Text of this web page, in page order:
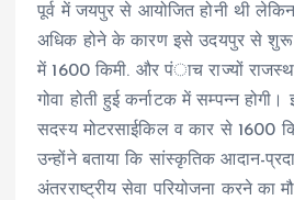
पूर्व में जयपुर से आयोजित होनी थी
अधिक होने के कारण इसे उदयपुर से शुरू
में 1600 किमी. और पंाच राज्यों
गोवा होती हुई कर्नाटक में सम्पन्न
सदस्य मोटरसाईकिल व कार से 1600
उन्होंने बताया कि सांस्कृतिक आदान-
अंतरराष्ट्रीय सेवा परियोजना करने का